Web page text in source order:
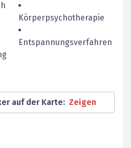
Körperpsychotherapie
Entspannungsverfahren
auf der Karte: Zeigen